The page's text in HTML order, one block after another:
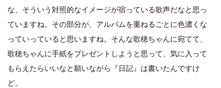
な、そういう対照的なイメージが宿っている歌声だなと思っ
ていますね。その部分が、アルバムを重ねるごとに色濃くな
っていっていると思いますね。そんな歌穂ちゃんに宛てて、
歌穂ちゃんに手紙をプレゼントしようと思って、気に入って
もらえたらいいなと願いながら『日記』は書いたんですけ
ど。